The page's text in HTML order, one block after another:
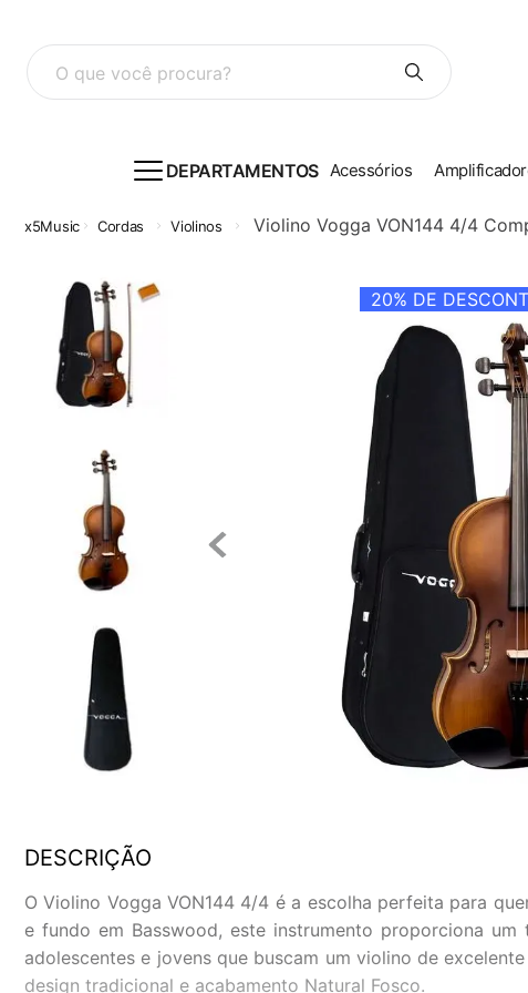
O que você procura?
DEPARTAMENTOS Acessórios
Cordas Violinos Violino Vogga VON144 4/4
20% DE
DESCRIÇÃO
O Violino Vogga VON144 4/4 é a escolha perfeita para
e fundo em Basswood, este instrumento proporciona
adolescentes e jovens que buscam um violino de
design tradicional e acabamento Natural Fosco.